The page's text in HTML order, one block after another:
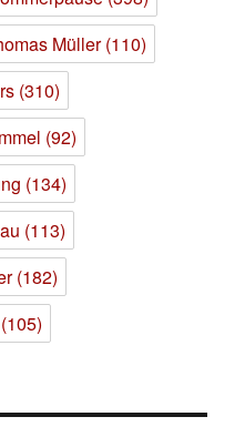
Müller(110)
(310)
(92)
(134)
(113)
(182)
(105)